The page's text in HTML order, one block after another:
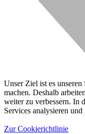
Unser Ziel ist es
machen. Deshalb
weiter zu verbessern. In
Services analysieren
Zur Cookierichtlinie